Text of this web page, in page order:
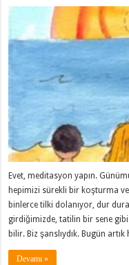
Evet, meditasyon yapın.
hepimizi sürekli bir koşturma
binlerce tilki dolanıyor, dur
girdiğimizde, tatilin bir sene
bilir. Biz şanslıydık. Bugün
Devamı »